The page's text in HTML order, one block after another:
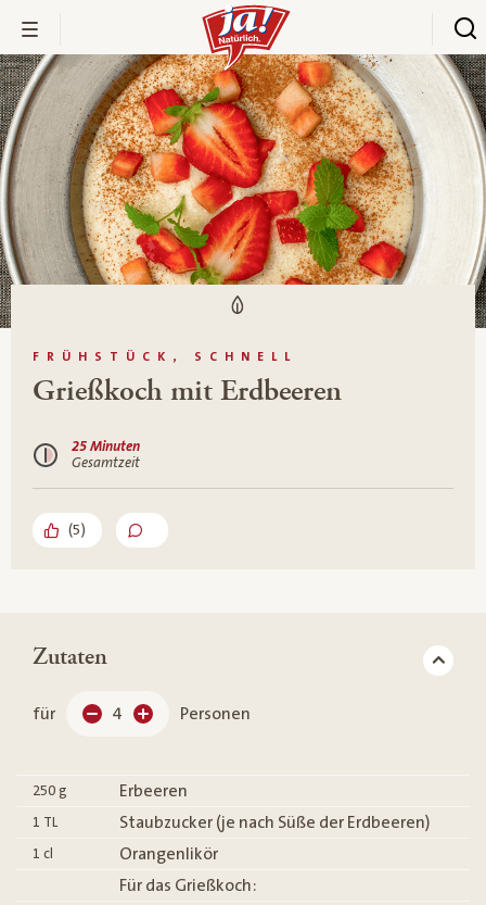
FRÜHSTÜCK, SCHNELL
Grießkoch mit Erdbeeren
25 Minuten
Gesamtzeit
(5)
Zutaten
für 4 Personen
250 g Erbeeren
1 TL Staubzucker (je nach Süße der Erdbeeren)
1 cl
Orangenlikör
Für das Grießkoch: